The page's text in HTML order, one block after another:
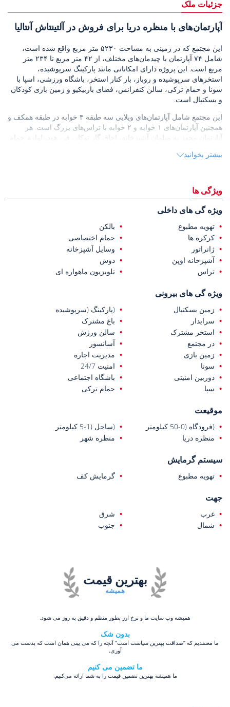
جزئیات ملک
آپارتمان‌های با منظره دریا برای فروش در آلتینتاش آنتالیا
این مجتمع که در زمینی به مساحت ۵۲۳۰ متر مربع واقع شده است،
شامل ۷۴ آپارتمان با چیدمان‌های مختلف، از ۴۲ متر مربع تا ۲۳۴ متر
مربع است. این پروژه دارای امکاناتی مانند پارکینگ سرپوشیده،
استخرهای سرپوشیده و روباز، بار کنار استخر، باشگاه ورزشی، اسپا با
سونا و حمام ترکی، سالن کنفرانس، فضای باربیکیو و زمین بازی کودکان
و بسکتبال است.
این مجتمع شامل آپارتمان‌های ویلایی سه طبقه ۴ خوابه در طبقه همکف و
همچنین آپارتمان‌های ۱ خوابه و ۲ خوابه با تراس‌های بزرگ است. هر
آپارتمان مجهز به مبلمان آشپزخانه، اجاق گاز توکار، فر، هود، لوازم حمام
مرتفع نیست، آپارتمان‌ها از طبقه دوم منظره دریا را ارائه می‌دهند.
آپارتمان‌های فروشی در آنتالیا
فاصله دارند.
بیشتر بخوانید
ویژگی ها
ویژه گی های داخلی
تهویه مطبوع
بالکن
کرکره ها
حمام اختصاصی
ژانراتور
وسایل آشپزخانه
آشپزخانه اوپن
دوش
تراس
تلویزیون ماهواره ای
ویژه گی های بیرونی
زمین بسکتبال
(پارکینگ (سرپوشیده
سرایدار
باغ مشترک
استخر مشترک
سالن ورزش
در مجتمع
آسانسور
زمین بازی
مدیریت اجاره
سونا
امنیت 24/7
دوربین امنیتی
باشگاه اجتماعی
سپا
حمام ترکی
موقیعت
(فرودگاه (0-50 کیلومتر
(ساحل (1-5 کیلومتر
منظره دریا
منظره شهر
سیستم گرمایش
تهویه مطبوع گرمایش کف
جهت
غرب
شرق
شمال
جنوب
همیشه
بهترین قیمت
همیشه وب سایت ما و نرخ ارز بطور منظم و دقیق به روز می شود.
بدون شک
ما معتقدیم که ”صداقت بهترین سیاست است” آنچه را که می بینی همان است که بدست می
آوری.
ما تضمین می کنیم
ما همیشه بهترین تضمین قیمت را به شما ارائه می‌کنیم.